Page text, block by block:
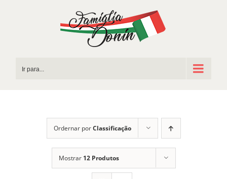
Ir para...
Ordernar porClassificação
Mostrar 12 Produtos